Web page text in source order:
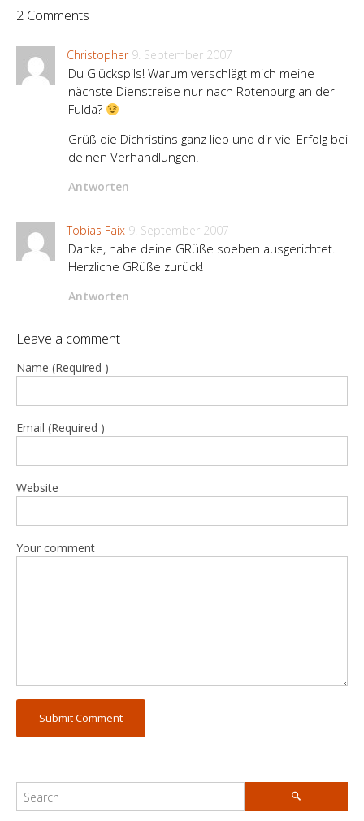
2 Comments
Christopher 9. September 2007
Du Glückspils! Warum verschlägt mich meine
nächste Dienstreise nur nach Rotenburg an der
Fulda?
Grüß die Dichristins ganz lieb und dir viel Erfolg bei
deinen Verhandlungen.
Antworten
Tobias Faix 9. September 2007
Danke, habe deine GRüße soeben ausgerichtet.
Herzliche GRüße zurück!
Antworten
Leave a comment
Name (Required )
Email (Required )
Website
Your comment